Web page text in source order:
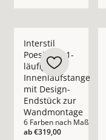
Interstil
Poesie.1 – 1-
läufige
Innenlaufstange
mit Design-
Endstück zur
Wandmontage
6 Farben nach Maß
ab€319,00